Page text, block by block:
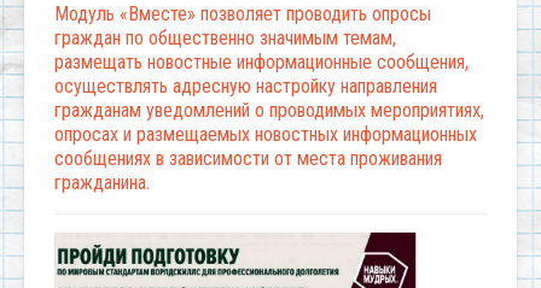
Модуль «Вместе» позволяет проводить опросы
граждан по общественно значимым темам,
размещать новостные информационные сообщения,
осуществлять адресную настройку направления
гражданам уведомлений о проводимых мероприятиях,
опросах и размещаемых новостных информационных
сообщениях в зависимости от места проживания
гражданина.